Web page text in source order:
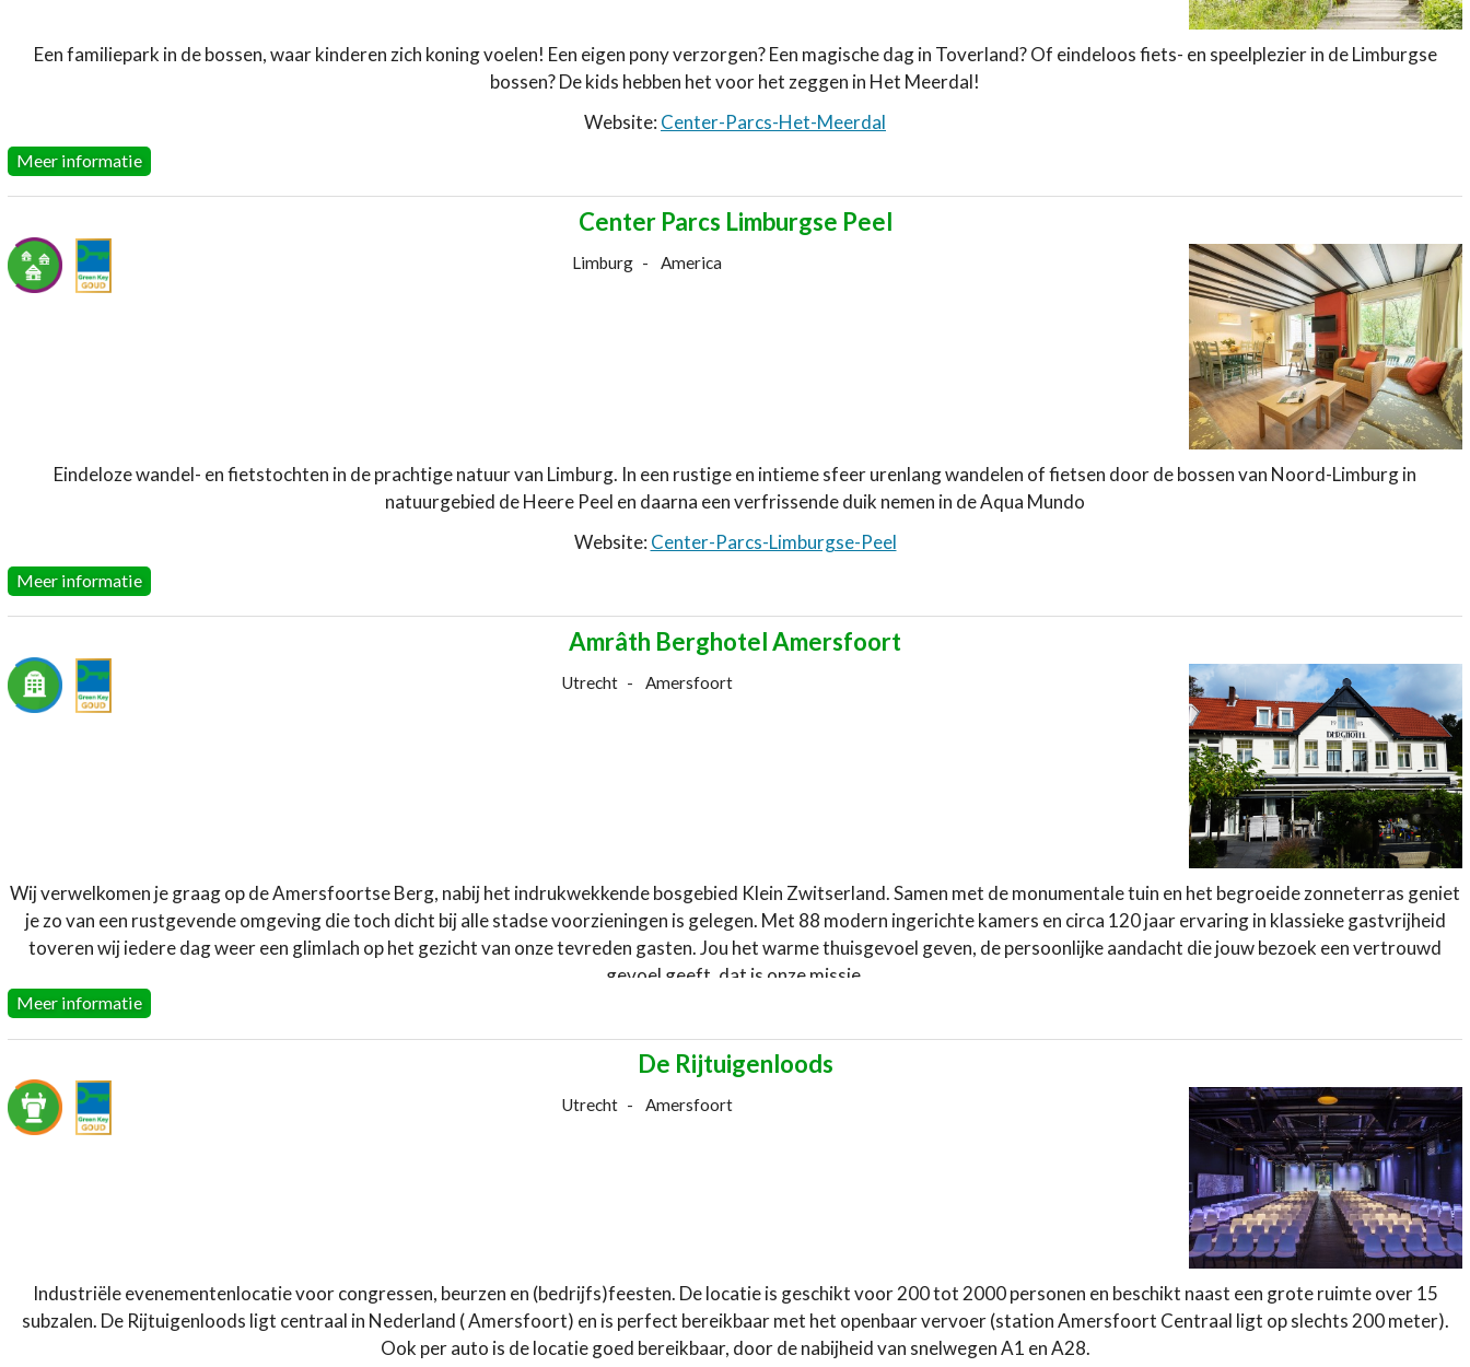
Een familiepark in de bossen, waar kinderen zich koning voelen! Een eigen pony verzorgen? Een magische dag in Toverland? Of eindeloos fiets- en speelplezier in de Limburgse
bossen? De kids hebben het voor het zeggen in Het Meerdal!
Website: Center-Parcs-Het-Meerdal
Meer informatie
Center Parcs Limburgse Peel
Limburg America
Eindeloze wandel- en fietstochten in de prachtige natuur van Limburg. In een rustige en intieme sfeer urenlang wandelen of fietsen door de bossen van Noord-Limburg in
natuurgebied de Heere Peel en daarna een verfrissende duik nemen in de Aqua Mundo
Website: Center-Parcs-Limburgse-Peel
Meer informatie
Amrâth Berghotel Amersfoort
Utrecht Amersfoort
Wij verwelkomen je graag op de Amersfoortse Berg, nabij het indrukwekkende bosgebied Klein Zwitserland. Samen met de monumentale tuin en het begroeide zonneterras geniet
je zo van een rustgevende omgeving die toch dicht bij alle stadse voorzieningen is gelegen. Met 88 modern ingerichte kamers en circa 120 jaar ervaring in klassieke gastvrijheid
toveren wij iedere dag weer een glimlach op het gezicht van onze tevreden gasten. Jou het warme thuisgevoel geven, de persoonlijke aandacht die jouw bezoek een vertrouwd
gevoel geeft, dat is onze missie.
Meer informatie
De Rijtuigenloods
Utrecht Amersfoort
Industriële evenementenlocatie voor congressen, beurzen en (bedrijfs)feesten. De locatie is geschikt voor 200 tot 2000 personen en beschikt naast een grote ruimte over 15
subzalen. De Rijtuigenloods ligt centraal in Nederland ( Amersfoort) en is perfect bereikbaar met het openbaar vervoer (station Amersfoort Centraal ligt op slechts 200 meter).
Ook per auto is de locatie goed bereikbaar, door de nabijheid van snelwegen A1 en A28.